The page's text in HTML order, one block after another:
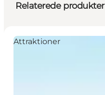
Relaterede produkter
Attraktioner